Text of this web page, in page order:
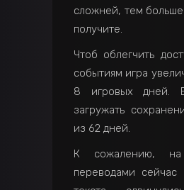
сложней, тем
получите.
Чтоб облегчить
событиям игра
8 игровых дней.
загружать
из 62 дней.
К сожалению,
переводами сейчас